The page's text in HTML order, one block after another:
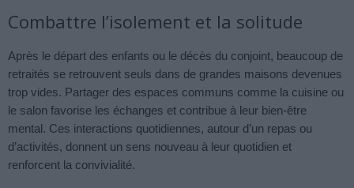
Combattre l’isolement et la solitude
Après le départ des enfants ou le décès du conjoint, beaucoup de
retraités se retrouvent seuls dans de grandes maisons devenues
trop vides. Partager des espaces communs comme la cuisine ou
le salon favorise les échanges et contribue à leur bien-être
mental. Ces interactions quotidiennes, autour d’un repas ou
d’activités, donnent un sens nouveau à leur quotidien et
renforcent la convivialité.